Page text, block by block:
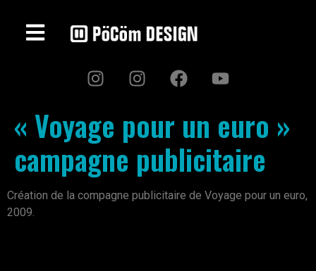
« Voyage pour un euro »
campagne publicitaire
Création de la compagne publicitaire de Voyage pour un euro,
2009.